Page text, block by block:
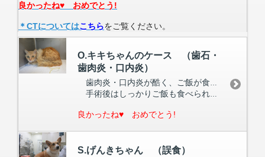
良かったね♥ おめでとう!
＊CTについてはこちらをご覧ください。
O.キキちゃんのケース （歯石・
歯肉炎・口内炎）
歯肉炎・口内炎が酷く、ご飯が食べづらいということで、歯石除去・ｸﾘｰﾆﾝｸﾞ、抗菌剤、抗炎症剤で処置を行いましたが再発を繰り返すので、全臼歯抜歯することになりました。
手術後はしっかりご飯も食べられるようになり、元気に退院されていきました。
良かったね♥ おめでとう!
S.げんきちゃん （誤食）